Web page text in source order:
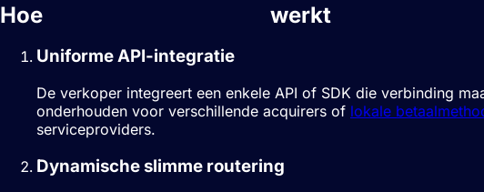
Hoe werkt
Uniforme API-integratie
De verkoper integreert een enkele API of SDK die verbinding
onderhouden voor verschillende acquirers of lokale
serviceproviders.
Dynamische slimme routering